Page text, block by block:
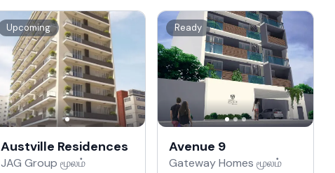
Upcoming
Austville Residences
JAG Group மூலம்
Ready
Avenue 9
Gateway Homes மூலம்